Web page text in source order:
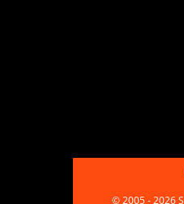
© 2005 - 2026